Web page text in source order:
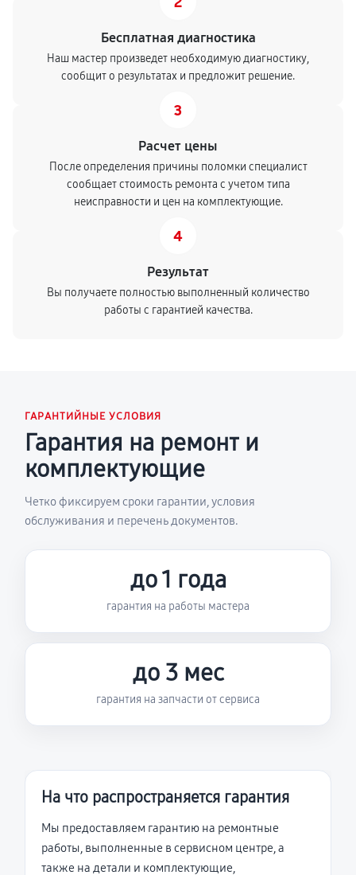
Бесплатная диагностика
Наш мастер произведет необходимую диагностику,
сообщит о результатах и предложит решение.
3
Расчет цены
После определения причины поломки специалист
сообщает стоимость ремонта с учетом типа
неисправности и цен на комплектующие.
4
Результат
Вы получаете полностью выполненный количество
работы с гарантией качества.
ГАРАНТИЙНЫЕ УСЛОВИЯ
Гарантия на ремонт и
комплектующие
Четко фиксируем сроки гарантии, условия
обслуживания и перечень документов.
до 1 года
гарантия на работы мастера
до 3 мес
гарантия на запчасти от сервиса
На что распространяется гарантия
Мы предоставляем гарантию на ремонтные
работы, выполненные в сервисном центре, а
также на детали и комплектующие,